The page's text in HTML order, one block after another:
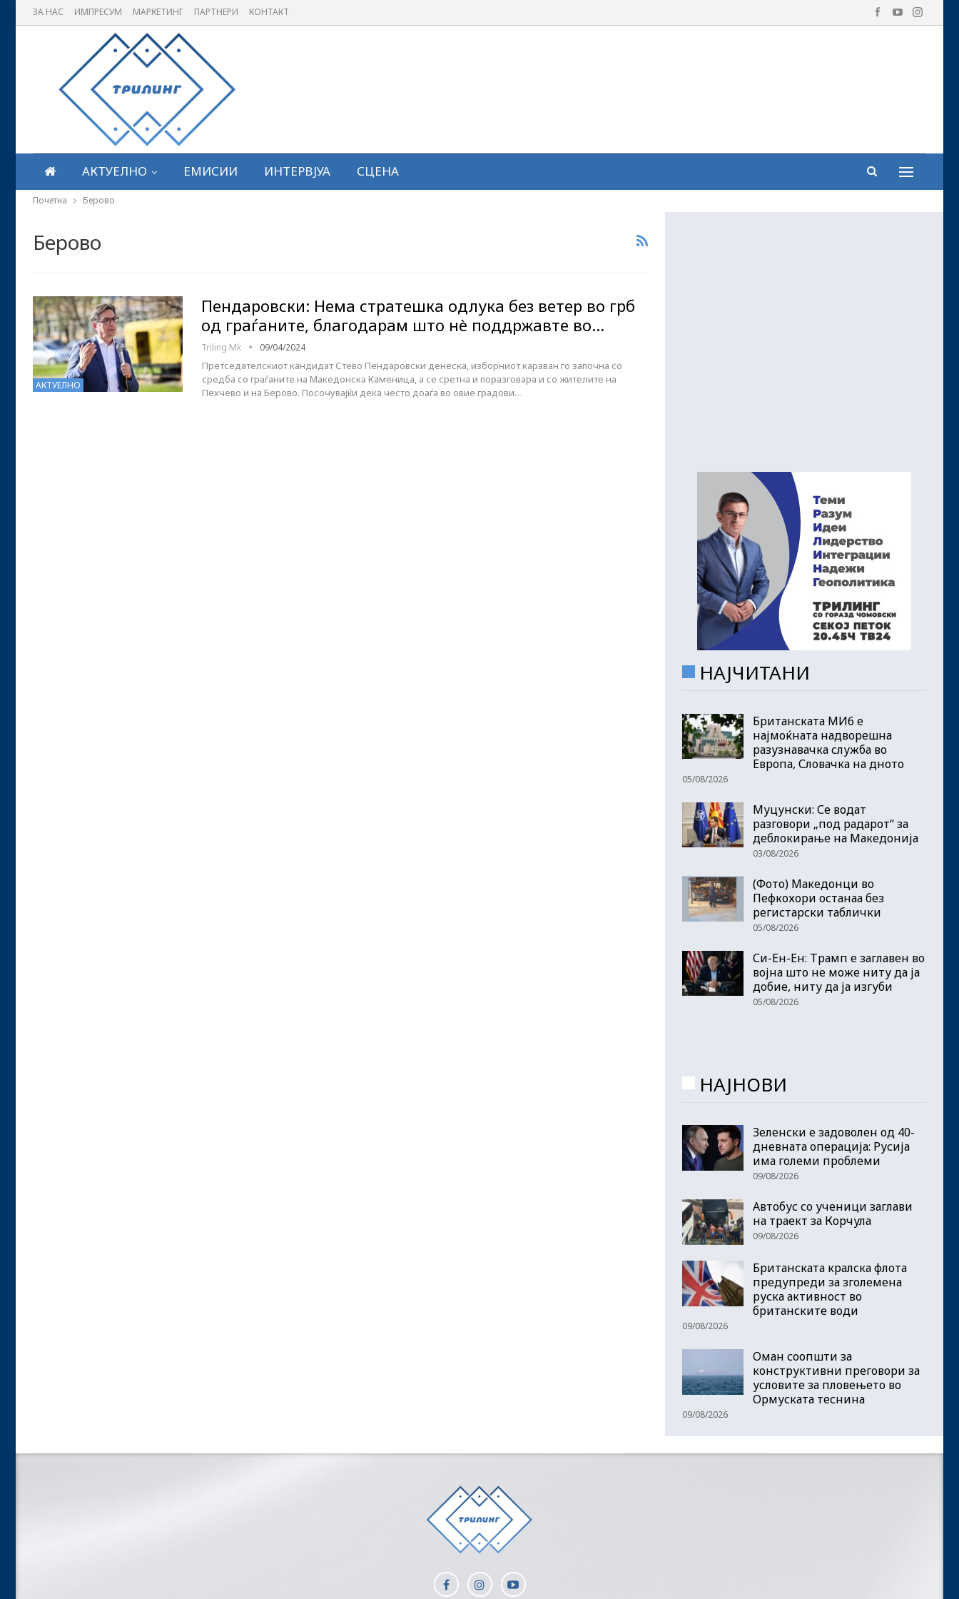
ЗА НАС ИМПРЕСУМ МАРКЕТИНГ ПАРТНЕРИ КОНТАКТ
АКТУЕЛНО ЕМИСИИ ИНТЕРВЈУА СЦЕНА
Почетна Берово
Берово
АКТУЕЛНО
Пендаровски: Нема стратешка одлука без ветер во грб
од граѓаните, благодарам што нè поддржавте во…
Triling Mk 09/04/2024
Претседателскиот кандидат Стево Пендаровски денеска, изборниот караван го започна со
средба со граѓаните на Македонска Каменица, а се сретна и поразговара и со жителите на
Пехчево и на Берово. Посочувајќи дека често доаѓа во овие градови…
НАЈЧИТАНИ
Британската МИ6 е
најмоќната надворешна
разузнавачка служба во
Европа, Словачка на дното
05/08/2026
Муцунски: Се водат
разговори „под радарот“ за
деблокирање на Македонија
03/08/2026
(Фото) Македонци во
Пефкохори останаа без
регистарски таблички
05/08/2026
Си-Ен-Ен: Трамп е заглавен во
војна што не може ниту да ја
добие, ниту да ја изгуби
05/08/2026
НАЈНОВИ
Зеленски е задоволен од 40-
дневната операција: Русија
има големи проблеми
09/08/2026
Автобус со ученици заглави
на траект за Корчула
09/08/2026
Британската кралска флота
предупреди за зголемена
руска активност во
британските води
09/08/2026
Оман соопшти за
конструктивни преговори за
условите за пловењето во
Ормуската теснина
09/08/2026